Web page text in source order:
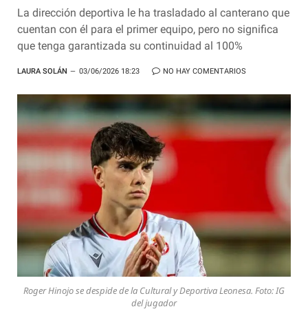
La dirección deportiva le ha trasladado al canterano que
cuentan con él para el primer equipo, pero no significa
que tenga garantizada su continuidad al 100%
LAURA SOLÁN 03/06/2026 18:23 NO HAY COMENTARIOS
Roger Hinojo se despide de la Cultural y Deportiva Leonesa. Foto: IG
del jugador